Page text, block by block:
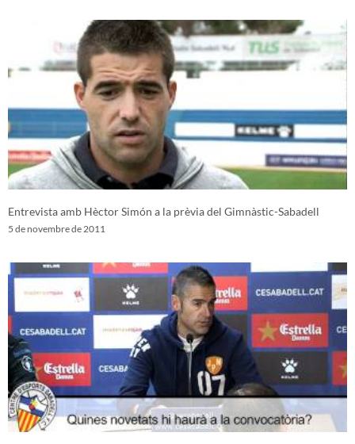
Entrevista amb Hèctor Simón a la prèvia del Gimnàstic-Sabadell
5 de novembre de 2011